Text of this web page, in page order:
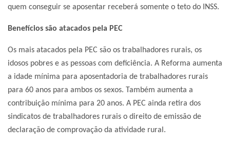
quem conseguir se aposentar receberá somente o teto do INSS.
Benefícios são atacados pela PEC
Os mais atacados pela PEC são os trabalhadores rurais, os
idosos pobres e as pessoas com deficiência. A Reforma aumenta
a idade mínima para aposentadoria de trabalhadores rurais
para 60 anos para ambos os sexos. Também aumenta a
contribuição mínima para 20 anos. A PEC ainda retira dos
sindicatos de trabalhadores rurais o direito de emissão de
declaração de comprovação da atividade rural.